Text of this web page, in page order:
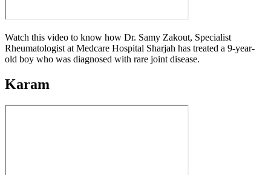
Watch this video to know how Dr. Samy Zakout, Specialist
Rheumatologist at Medcare Hospital Sharjah has treated a 9-year-
old boy who was diagnosed with rare joint disease.
Karam